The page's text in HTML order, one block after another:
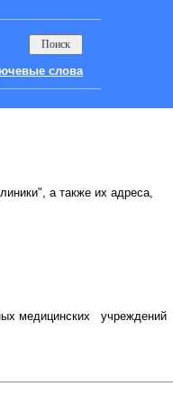
слова
а также их адреса,
медицинских учреждений